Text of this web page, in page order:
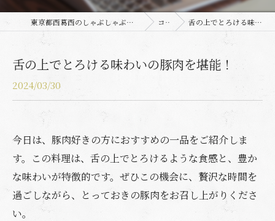
東京都西葛西のしゃぶしゃぶなら豚しゃぶ専門店 とんとん コラム 舌の上でとろける味わいの豚肉を堪能！
舌の上でとろける味わいの豚肉を堪能！
2024/03/30
今日は、豚肉好きの方におすすめの一品をご紹介しま
す。この料理は、舌の上でとろけるような食感と、豊か
な味わいが特徴的です。ぜひこの機会に、贅沢な時間を
過ごしながら、とっておきの豚肉をお召し上がりくださ
い。